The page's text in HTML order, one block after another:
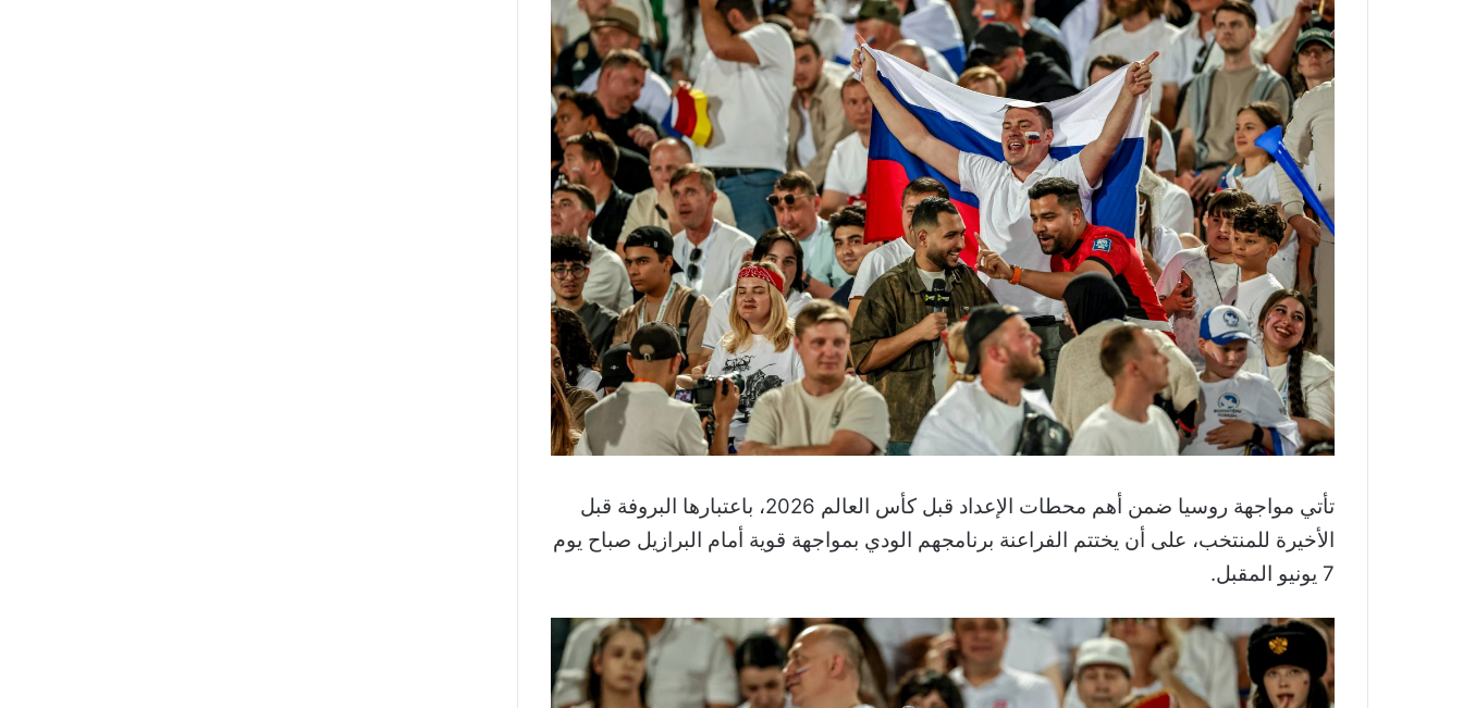
تأتي مواجهة روسيا ضمن أهم محطات الإعداد قبل كأس العالم 2026، باعتبارها البروفة قبل
الأخيرة للمنتخب، على أن يختتم الفراعنة برنامجهم الودي بمواجهة قوية أمام البرازيل صباح يوم
7 يونيو المقبل.